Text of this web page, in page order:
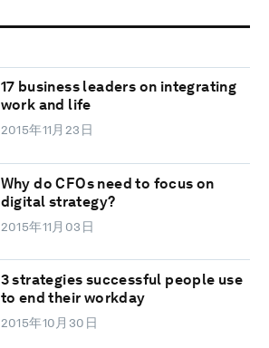
17 business leaders on integrating
work and life
2015年11月23日
Why do CFOs need to focus on
digital strategy?
2015年11月03日
3 strategies successful people use
to end their workday
2015年10月30日